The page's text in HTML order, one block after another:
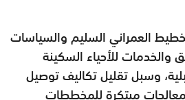
العمراني السليم والسياسات
والخدمات للأحياء السكينة
وسبل تقليل تكاليف توصيل
مبتكرة للمخططات